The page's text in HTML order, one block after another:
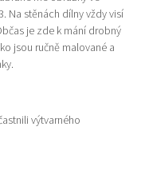
Na stěnách dílny vždy visí
je zde k mání drobný
jsou ručně malované a
výtvarného